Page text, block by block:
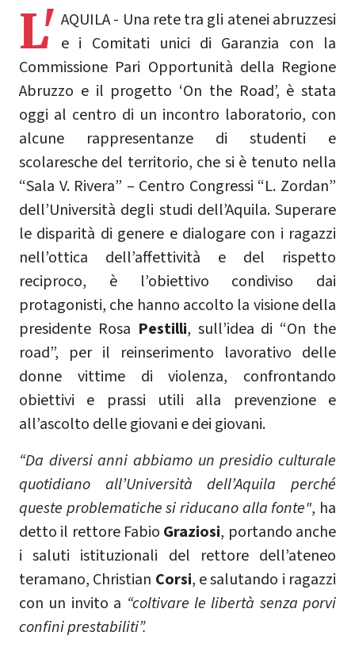
L' AQUILA - Una rete tra gli atenei abruzzesi
e i Comitati unici di Garanzia con la
Commissione Pari Opportunità della Regione
Abruzzo e il progetto ‘On the Road’, è stata
oggi al centro di un incontro laboratorio, con
alcune rappresentanze di studenti e
scolaresche del territorio, che si è tenuto nella
“Sala V. Rivera” – Centro Congressi “L. Zordan”
dell’Università degli studi dell’Aquila. Superare
le disparità di genere e dialogare con i ragazzi
nell’ottica dell’affettività e del rispetto
reciproco, è l’obiettivo condiviso dai
protagonisti, che hanno accolto la visione della
presidente Rosa Pestilli, sull’idea di “On the
road”, per il reinserimento lavorativo delle
donne vittime di violenza, confrontando
obiettivi e prassi utili alla prevenzione e
all’ascolto delle giovani e dei giovani.
“Da diversi anni abbiamo un presidio culturale
quotidiano all’Università dell’Aquila perché
queste problematiche si riducano alla fonte", ha
detto il rettore Fabio Graziosi, portando anche
i saluti istituzionali del rettore dell’ateneo
teramano, Christian Corsi, e salutando i ragazzi
con un invito a “coltivare le libertà senza porvi
confini prestabiliti”.